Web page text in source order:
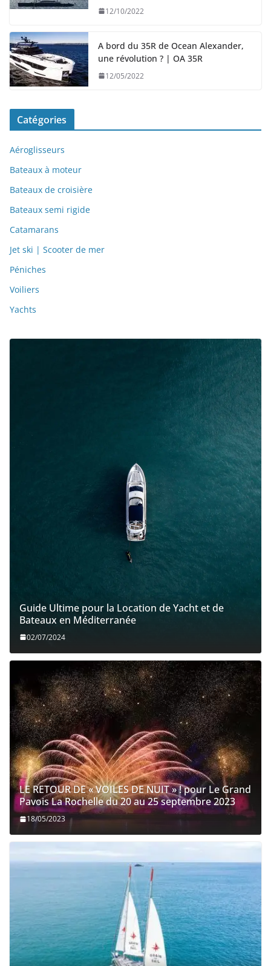
12/10/2022
A bord du 35R de Ocean Alexander,
une révolution ? | OA 35R
12/05/2022
Catégories
Aéroglisseurs
Bateaux à moteur
Bateaux de croisière
Bateaux semi rigide
Catamarans
Jet ski | Scooter de mer
Péniches
Voiliers
Yachts
Guide Ultime pour la Location de Yacht et de
Bateaux en Méditerranée
02/07/2024
LE RETOUR DE « VOILES DE NUIT » ! pour Le Grand
Pavois La Rochelle du 20 au 25 septembre 2023
18/05/2023